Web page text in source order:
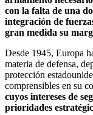
con la falta de una
integración de
gran medida su
Desde 1945, Europa
materia de defensa,
protección
comprensibles en su
cuyos intereses de
prioridades